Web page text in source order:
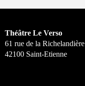
Théâtre Le Verso
61 rue de la Richelandière
42100 Saint-Etienne